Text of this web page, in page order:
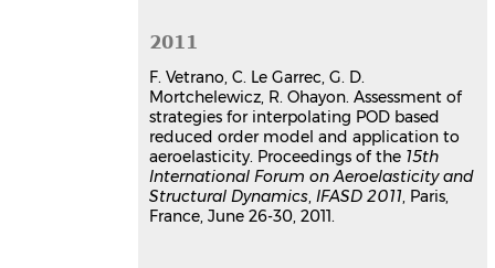
2011
F. Vetrano, C. Le Garrec, G. D.
Mortchelewicz, R. Ohayon. Assessment of
strategies for interpolating POD based
reduced order model and application to
aeroelasticity. Proceedings of the 15th
International Forum on Aeroelasticity and
Structural Dynamics,IFASD 2011, Paris,
France, June 26-30, 2011.